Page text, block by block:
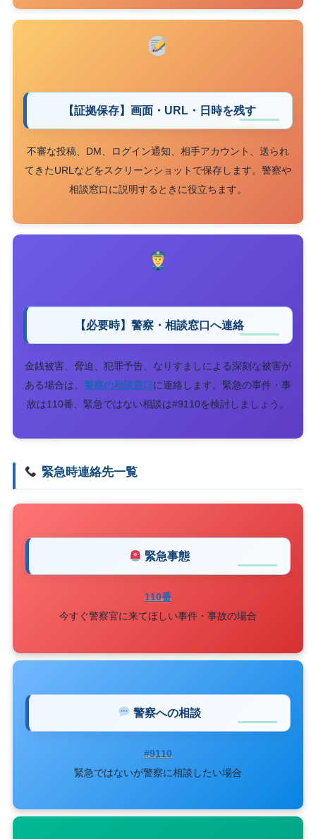
【証拠保存】画面・URL・日時を残す
不審な投稿、DM、ログイン通知、相手アカウント、送られ
てきたURLなどをスクリーンショットで保存します。警察や
相談窓口に説明するときに役立ちます。
【必要時】警察・相談窓口へ連絡
金銭被害、脅迫、犯罪予告、なりすましによる深刻な被害が
ある場合は、 警察の相談窓口に連絡します。緊急の事件・事
故は110番、緊急ではない相談は#9110を検討しましょう。
緊急時連絡先一覧
緊急事態
110番
今すぐ警察官に来てほしい事件・事故の場合
警察への相談
#9110
緊急ではないが警察に相談したい場合